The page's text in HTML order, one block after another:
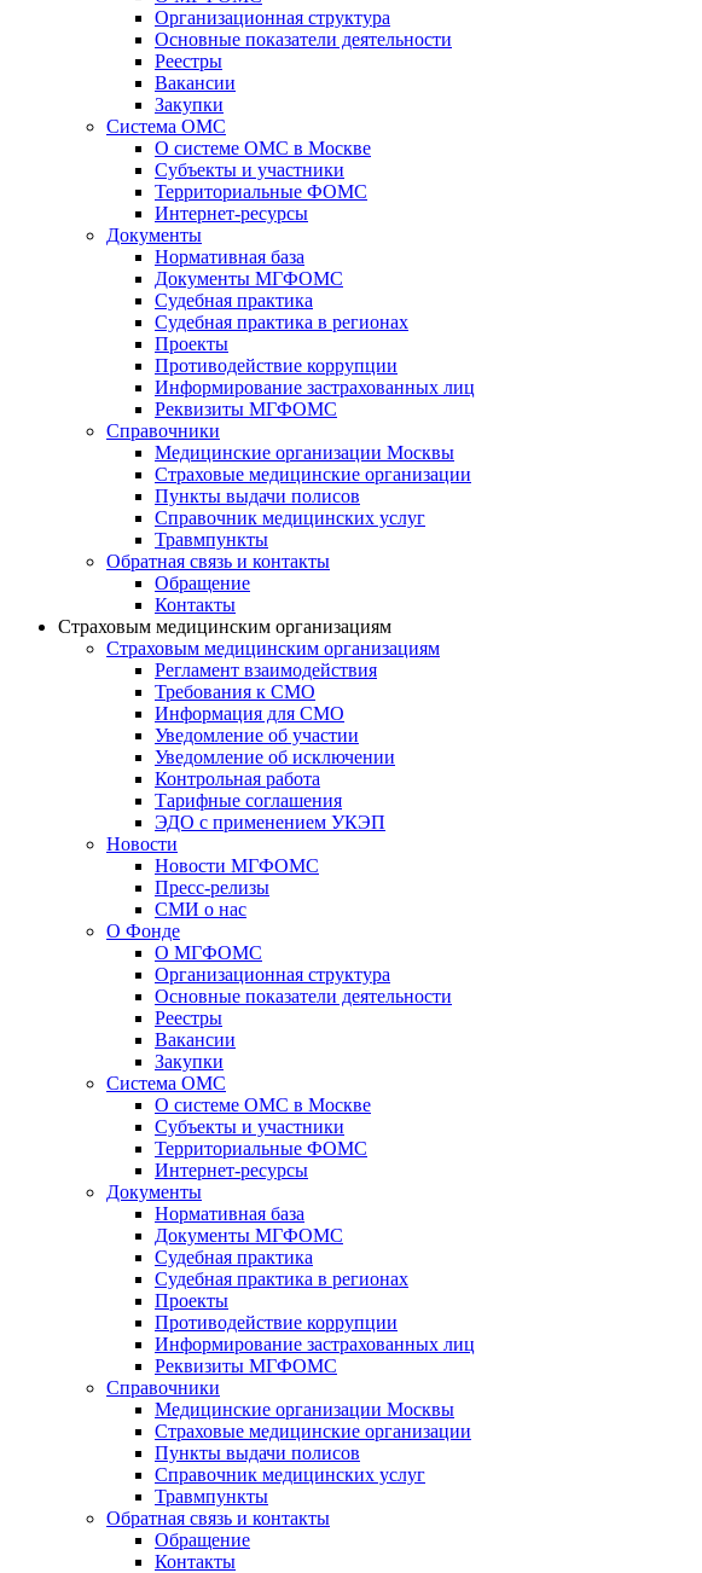
Организационная структура
Основные показатели деятельности
Реестры
Вакансии
Закупки
Система ОМС
О системе ОМС в Москве
Субъекты и участники
Территориальные ФОМС
Интернет-ресурсы
Документы
Нормативная база
Документы МГФОМС
Судебная практика
Судебная практика в регионах
Проекты
Противодействие коррупции
Информирование застрахованных лиц
Реквизиты МГФОМС
Справочники
Медицинские организации Москвы
Страховые медицинские организации
Пункты выдачи полисов
Справочник медицинских услуг
Травмпункты
Обратная связь и контакты
Обращение
Контакты
Страховым медицинским организациям
Страховым медицинским организациям
Регламент взаимодействия
Требования к СМО
Информация для СМО
Уведомление об участии
Уведомление об исключении
Контрольная работа
Тарифные соглашения
ЭДО с применением УКЭП
Новости
Новости МГФОМС
Пресс-релизы
СМИ о нас
О Фонде
О МГФОМС
Организационная структура
Основные показатели деятельности
Реестры
Вакансии
Закупки
Система ОМС
О системе ОМС в Москве
Субъекты и участники
Территориальные ФОМС
Интернет-ресурсы
Документы
Нормативная база
Документы МГФОМС
Судебная практика
Судебная практика в регионах
Проекты
Противодействие коррупции
Информирование застрахованных лиц
Реквизиты МГФОМС
Справочники
Медицинские организации Москвы
Страховые медицинские организации
Пункты выдачи полисов
Справочник медицинских услуг
Травмпункты
Обратная связь и контакты
Обращение
Контакты